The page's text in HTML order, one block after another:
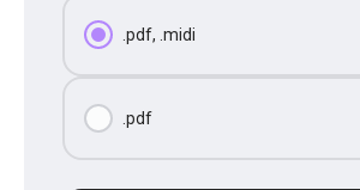
Руки Вверх
Тима Белорусских
Олег Газманов
Мария Чайковская
.pdf, .midi
.pdf